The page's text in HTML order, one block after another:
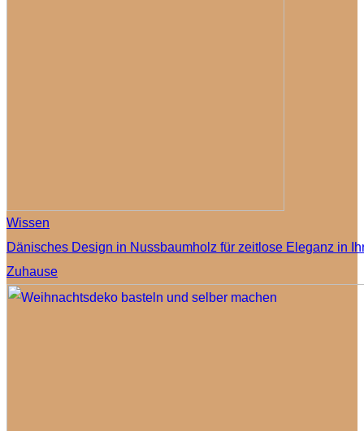
Wissen
Dänisches Design in Nussbaumholz für zeitlose Eleganz in
Zuhause